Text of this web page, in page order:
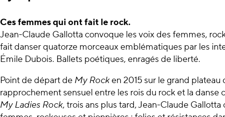
Ces femmes qui ont fait le rock.
Jean-Claude Gallotta convoque les voix des femmes,
fait danser quatorze morceaux emblématiques par les
Émile Dubois. Ballets poétiques, enragés de liberté.
Point de départ de My Rocken 2015 sur le grand plateau
rapprochement sensuel entre les rois du rock et la danse
My Ladies Rock, trois ans plus tard, Jean-Claude